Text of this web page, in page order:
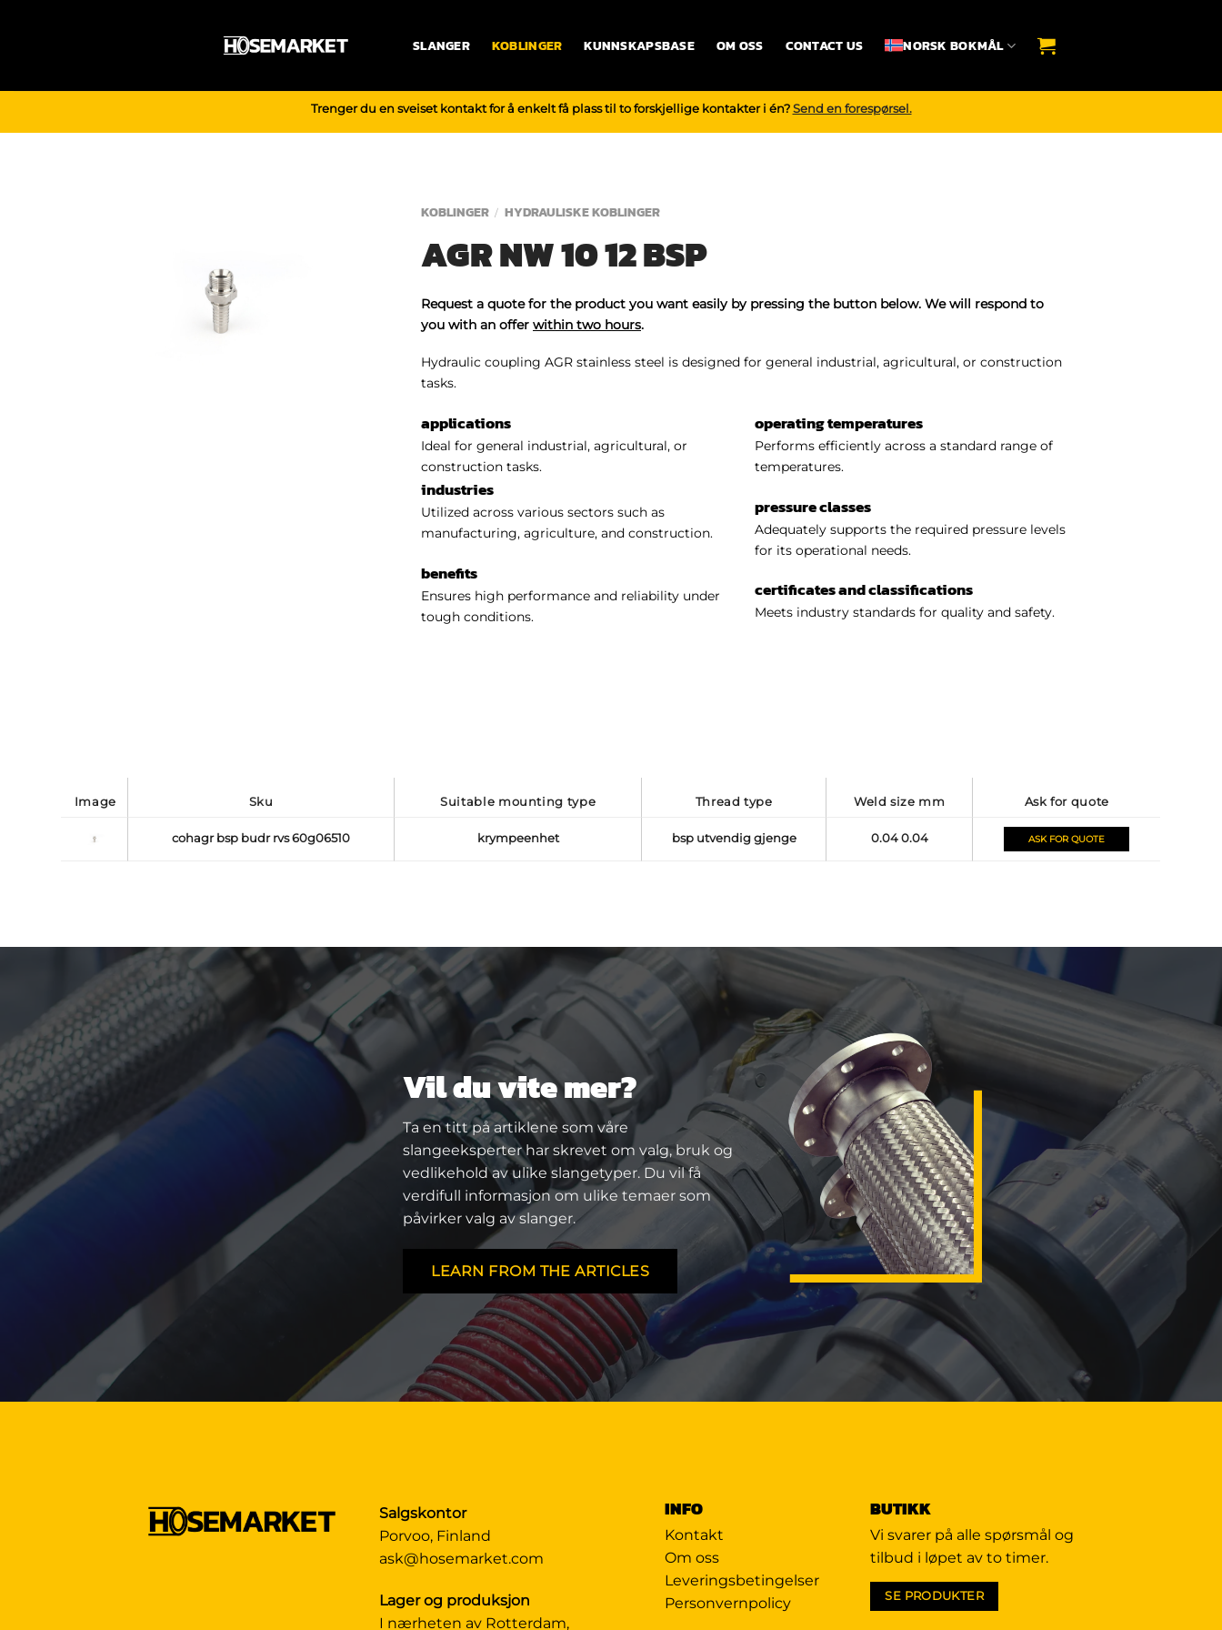
SLANGER KOBLINGER KUNNSKAPSBASE OM OSS CONTACT US NORSK BOKMÅL
Trenger du en sveiset kontakt for å enkelt få plass til to forskjellige kontakter i én? Send en forespørsel.
KOBLINGER / HYDRAULISKE KOBLINGER
AGR NW 10 12 BSP
Request a quote for the product you want easily by pressing the button below. We will respond to
you with an offer within two hours.
Hydraulic coupling AGR stainless steel is designed for general industrial, agricultural, or construction
tasks.
applications
Ideal for general industrial, agricultural, or
construction tasks.
industries
Utilized across various sectors such as
manufacturing, agriculture, and construction.
benefits
Ensures high performance and reliability under
tough conditions.
operating temperatures
Performs efficiently across a standard range of
temperatures.
pressure classes
Adequately supports the required pressure levels
for its operational needs.
certificates and classifications
Meets industry standards for quality and safety.
image sku suitable mounting type thread type weld size mm ask for quote
cohagr bsp budr rvs 60g06510 krympeenhet bsp utvendig gjenge 0.04 0.04 ASK FOR QUOTE
Vil du vite mer?
Ta en titt på artiklene som våre
slangeeksperter har skrevet om valg, bruk og
vedlikehold av ulike slangetyper. Du vil få
verdifull informasjon om ulike temaer som
påvirker valg av slanger.
LEARN FROM THE ARTICLES
Salgskontor
Porvoo, Finland
ask@hosemarket.com
Lager og produksjon
I nærheten av Rotterdam,
INFO
Kontakt
Om oss
Leveringsbetingelser
Personvernpolicy
BUTIKK
Vi svarer på alle spørsmål og
tilbud i løpet av to timer.
SE PRODUKTER